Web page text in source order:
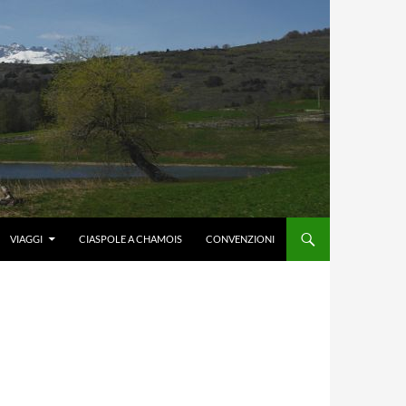
VIAGGI CIASPOLE A CHAMOIS CONVENZIONI